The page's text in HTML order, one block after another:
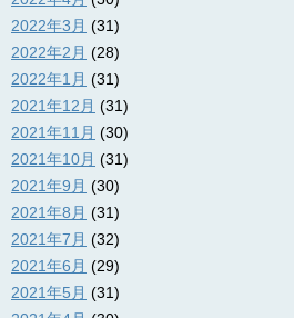
2022年3月 (31)
2022年2月 (28)
2022年1月 (31)
2021年12月 (31)
2021年11月 (30)
2021年10月 (31)
2021年9月 (30)
2021年8月 (31)
2021年7月 (32)
2021年6月 (29)
2021年5月 (31)